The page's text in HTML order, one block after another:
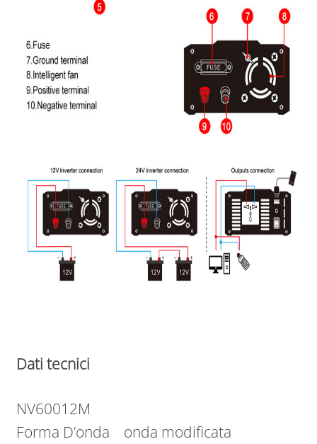
Dati tecnici
NV60012M
Forma D’onda onda modificata